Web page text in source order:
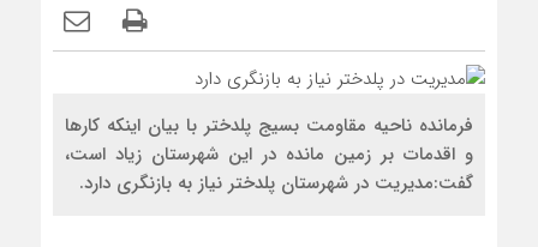
فرمانده ناحیه مقاومت بسیج پلدختر با بیان اینکه کارها
و اقدمات بر زمین مانده در این شهرستان زیاد است،
گفت:مدیریت در شهرستان پلدختر نیاز به بازنگری دارد.